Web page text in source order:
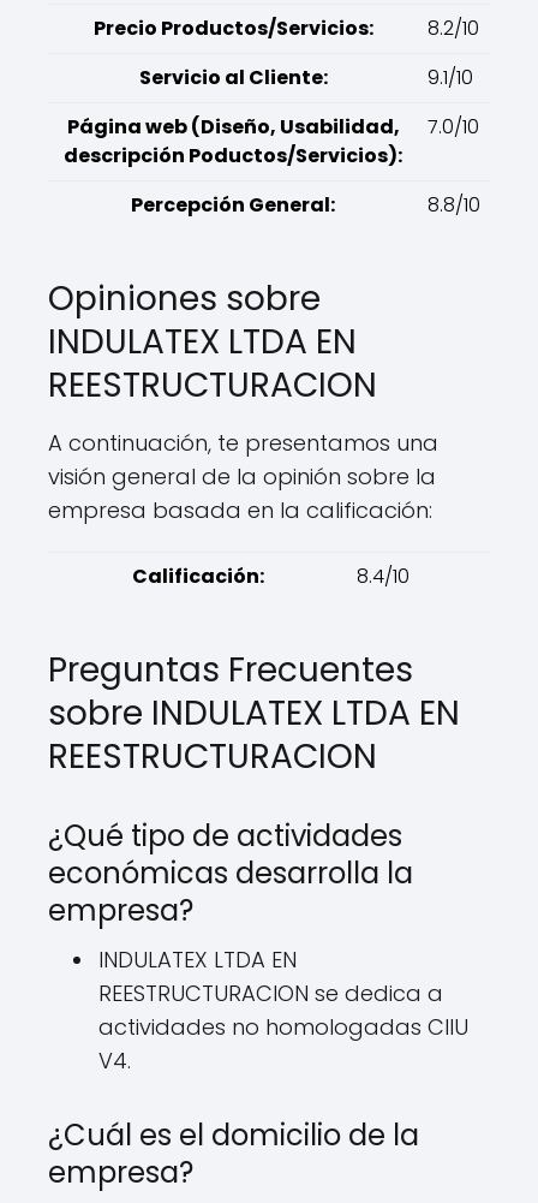
Precio Productos/Servicios:
8.2/10
Servicio al Cliente:
9.1/10
Página web (Diseño, Usabilidad,
descripción Poductos/Servicios):
7.0/10
Percepción General: 8.8/10
Opiniones sobre
INDULATEX LTDA EN
REESTRUCTURACION
A continuación, te presentamos una
visión general de la opinión sobre la
empresa basada en la calificación:
Calificación: 8.4/10
Preguntas Frecuentes
sobre INDULATEX LTDA EN
REESTRUCTURACION
¿Qué tipo de actividades
económicas desarrolla la
empresa?
INDULATEX LTDA EN
REESTRUCTURACION se dedica a
actividades no homologadas CIIU
V4.
¿Cuál es el domicilio de la
empresa?